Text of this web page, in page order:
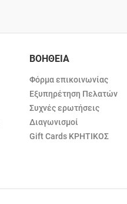
ΒΟΗΘΕΙΑ
Φόρμα επικοινωνίας
Εξυπηρέτηση Πελατών
Συχνές ερωτήσεις
Διαγωνισμοί
Gift Cards ΚΡΗΤΙΚΟΣ